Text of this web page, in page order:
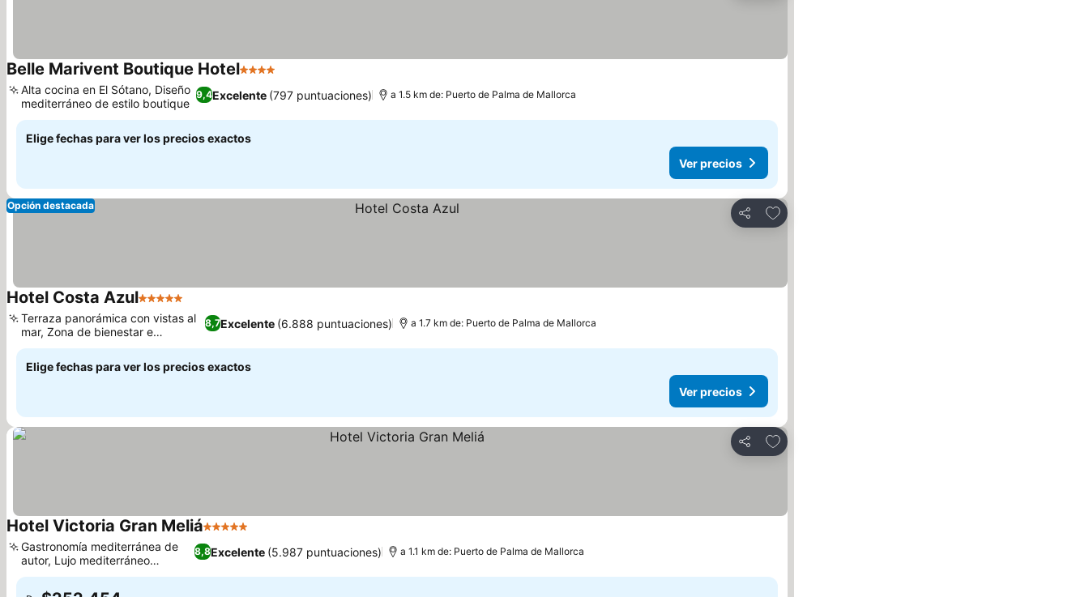
Belle Marivent Boutique Hotel4 Estrellas
9,4Excelente (797 puntuaciones)
Alta cocina en El Sótano, Diseño
mediterráneo de estilo boutique
a 1.5 km de: Puerto de Palma de Mallorca
Elige fechas para ver los precios exactos
Ver precios
Compartir
Agregar a favoritos
Opción destacada
Hotel Costa Azul5 Estrellas
8,7Excelente (6.888 puntuaciones)
Terraza panorámica con vistas al
mar, Zona de bienestar e
hidroterapia
a 1.7 km de: Puerto de Palma de Mallorca
Elige fechas para ver los precios exactos
Ver precios
Compartir
Agregar a favoritos
Hotel Victoria Gran Meliá5 Estrellas
8,8Excelente (5.987 puntuaciones)
Gastronomía mediterránea de
autor, Lujo mediterráneo
atemporal
a 1.1 km de: Puerto de Palma de Mallorca